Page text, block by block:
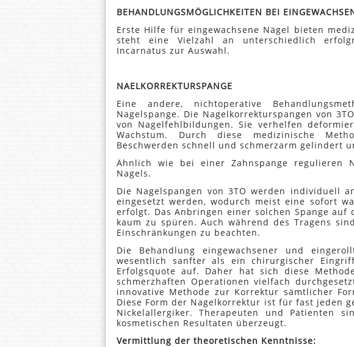
BEHANDLUNGSMÖGLICHKEITEN BEI
Erste Hilfe für eingewachsene Nägel bieten
steht eine Vielzahl an unterschiedlich
Incarnatus zur Auswahl.
NAELKORREKTURSPANGE
Eine andere, nichtoperative
Nagelspange. Die Nagelkorrekturspangen von
von Nagelfehlbildungen. Sie verhelfen
Wachstum. Durch diese medizinische
Beschwerden schnell und schmerzarm gelindert
Ähnlich wie bei einer Zahnspange regulieren
Nagels.
Die Nagelspangen von 3TO werden individuell
eingesetzt werden, wodurch meist eine sofort
erfolgt. Das Anbringen einer solchen Spange
kaum zu spüren. Auch während des Tragens
Einschränkungen zu beachten.
Die Behandlung eingewachsener und
wesentlich sanfter als ein chirurgischer
Erfolgsquote auf. Daher hat sich diese
schmerzhaften Operationen vielfach
innovative Methode zur Korrektur sämtlicher
Diese Form der Nagelkorrektur ist für fast jeden
Nickelallergiker. Therapeuten und Patienten
kosmetischen Resultaten überzeugt.
Vermittlung der theoretischen Kenntnisse: